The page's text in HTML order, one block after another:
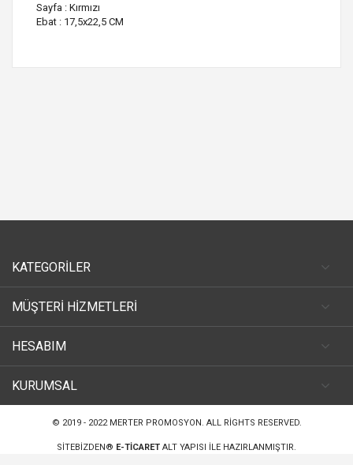
Sayfa : Kırmızı
Ebat : 17,5x22,5 CM
KATEGORİLER
MÜŞTERİ HİZMETLERİ
HESABIM
KURUMSAL
© 2019 - 2022 MERTER PROMOSYON. ALL RIGHTS RESERVED.
SITEBIZDEN® E-TICARET ALT YAPISI ILE HAZIRLANMIŞTIR.